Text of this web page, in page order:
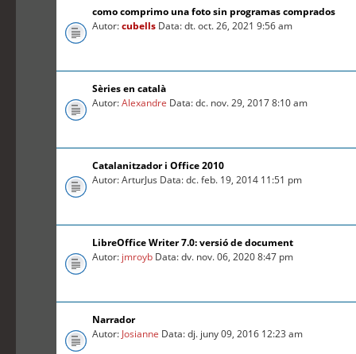
como comprimo una foto sin programas comprados
Autor:cubells Data: dt. oct. 26, 2021 9:56 am
Sèries en català
Autor:Alexandre Data: dc. nov. 29, 2017 8:10 am
Catalanitzador i Office 2010
Autor: ArturJus Data: dc. feb. 19, 2014 11:51 pm
LibreOffice Writer 7.0: versió de document
Autor: jmroyb Data: dv. nov. 06, 2020 8:47 pm
Narrador
Autor: Josianne Data: dj. juny 09, 2016 12:23 am